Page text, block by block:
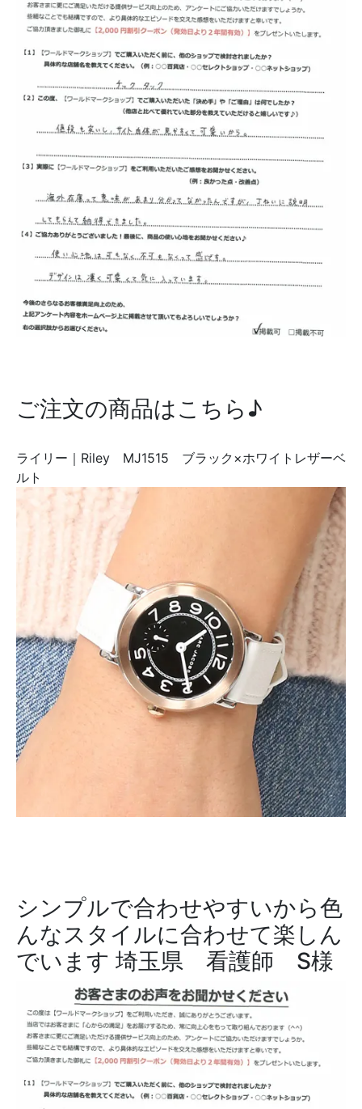
ご注文の商品はこちら♪
ライリー｜Riley MJ1515 ブラック×ホワイトレザーベ
ルト
シンプルで合わせやすいから色
んなスタイルに合わせて楽しん
でいます 埼玉県 看護師 S様